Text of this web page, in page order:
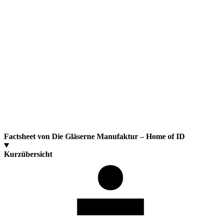
Factsheet von Die Gläserne Manufaktur – Home of ID
Kurzübersicht